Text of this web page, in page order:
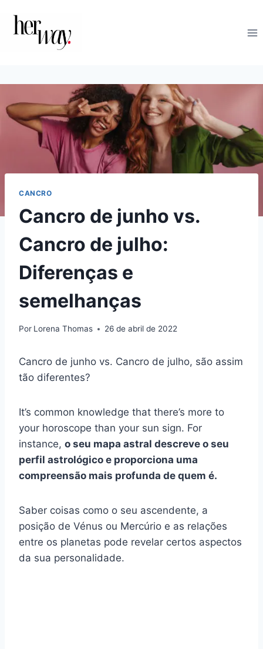
CANCRO
Cancro de junho vs.
Cancro de julho:
Diferenças e
semelhanças
Por Lorena Thomas 26 de abril de 2022
Cancro de junho vs. Cancro de julho, são assim
tão diferentes?
It’s common knowledge that there’s more to
your horoscope than your sun sign. For
instance, o seu mapa astral descreve o seu
perfil astrológico e proporciona uma
compreensão mais profunda de quem é.
Saber coisas como o seu ascendente, a
posição de Vénus ou Mercúrio e as relações
entre os planetas pode revelar certos aspectos
da sua personalidade.